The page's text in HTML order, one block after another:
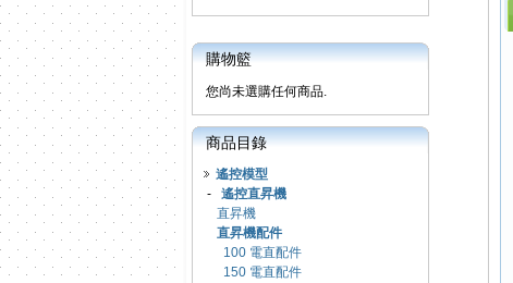
購物籃
您尚未選購任何商品.
商品目錄
遙控模型
- 遙控直昇機
直昇機
直昇機配件
100 電直配件
150 電直配件